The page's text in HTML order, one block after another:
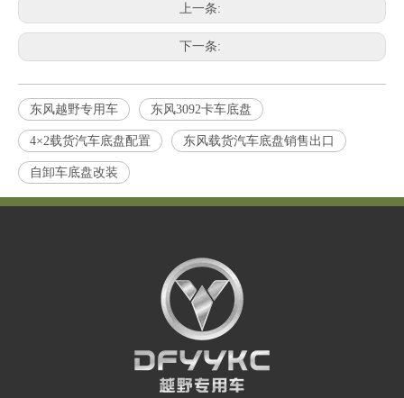
上一条:
下一条:
东风越野专用车 东风3092卡车底盘
4×2载货汽车底盘配置 东风载货汽车底盘销售出口
自卸车底盘改装